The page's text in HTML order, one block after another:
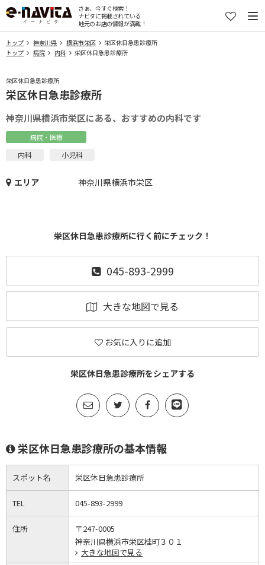
さぁ、今すぐ検索！
ナビタに掲載されている
地元のお店の情報が満載！
トップ 神奈川県 横浜市栄区
栄区休日急患診療所
トップ
病院 内科 栄区休日急患診療所
栄区休日急患診療所
栄区休日急患診療所
神奈川県横浜市栄区にある、おすすめの内科です
病院・医療
内科 小児科
エリア 神奈川県横浜市栄区
栄区休日急患診療所に行く前にチェック！
045-893-2999
大きな地図で見る
お気に入りに追加
栄区休日急患診療所をシェアする
栄区休日急患診療所の基本情報
スポット名 栄区休日急患診療所
TEL 045-893-2999
住所
〒247-0005
神奈川県横浜市栄区桂町３０１
大きな地図で見る